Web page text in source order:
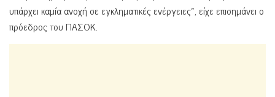
υπάρχει καμία ανοχή σε εγκληματικές ενέργειες», είχε επισημάνει ο
πρόεδρος του ΠΑΣΟΚ.